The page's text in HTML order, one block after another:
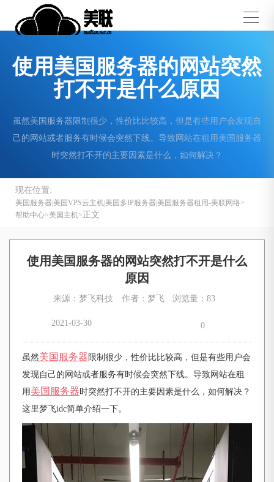
使用美国服务器的网站突然
打不开是什么原因
虽然美国服务器限制很少，性价比比较高，但是有些用户会发现自
己的网站或者服务有时候会突然下线。导致网站在租用美国服务器
时突然打不开的主要因素是什么，如何解决？
现在位置:
美国服务器|美国VPS云主机|美国多IP服务器|美国服务器租用-美联网络
帮助中心 美国主机 正文
使用美国服务器的网站突然打不开是什么
原因
来源：梦飞科技 作者：梦飞 浏览量：83
2021-03-30 0
虽然美国服务器 限制很少，性价比比较高，但是有些用户会
发现自己的网站或者服务有时候会突然下线。导致网站在租
用 美国服务器时突然打不开的主要因素是什么，如何解决？
这里梦飞idc简单介绍一下。